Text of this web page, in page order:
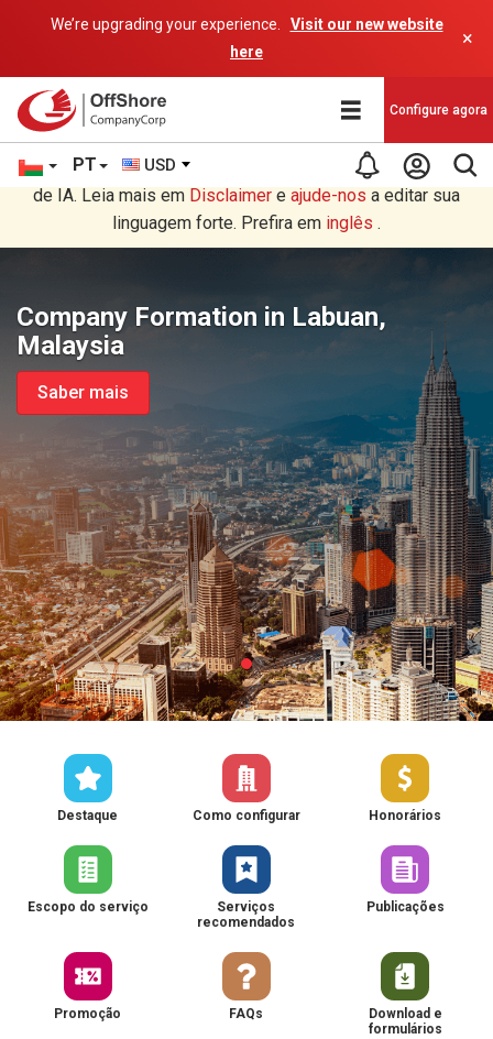
We’re upgrading your experience.
Visit our new website
here
×
PT USD
Configure agora
Você está lendo em Português tradução por um programa
de IA. Leia mais em Disclaimer e ajude-nos a editar sua
linguagem forte. Prefira em inglês .
Company Formation in Labuan,
Malaysia
Saber mais
Destaque Como configurar Honorários
Escopo do serviço
Serviços
recomendados
Publicações
Promoção FAQs
Download e
formulários